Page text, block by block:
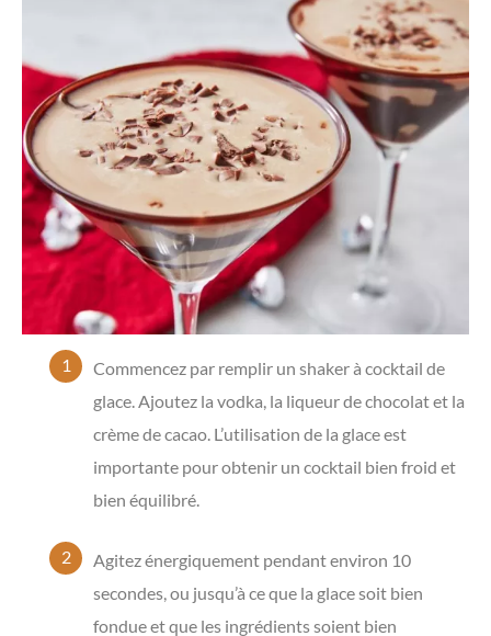
Commencez par remplir un shaker à cocktail de
glace. Ajoutez la vodka, la liqueur de chocolat et la
crème de cacao. L’utilisation de la glace est
importante pour obtenir un cocktail bien froid et
bien équilibré.
Agitez énergiquement pendant environ 10
secondes, ou jusqu’à ce que la glace soit bien
fondue et que les ingrédients soient bien